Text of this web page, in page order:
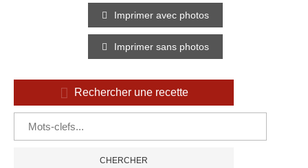
Imprimer avec photos
Imprimer sans photos
Rechercher une recette